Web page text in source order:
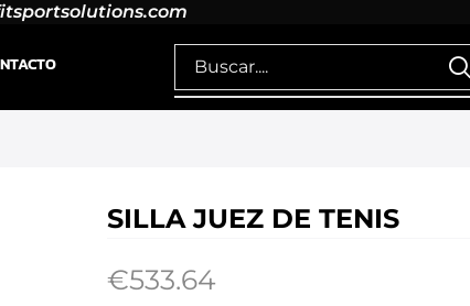
SILLA JUEZ DE TENIS
€533.64